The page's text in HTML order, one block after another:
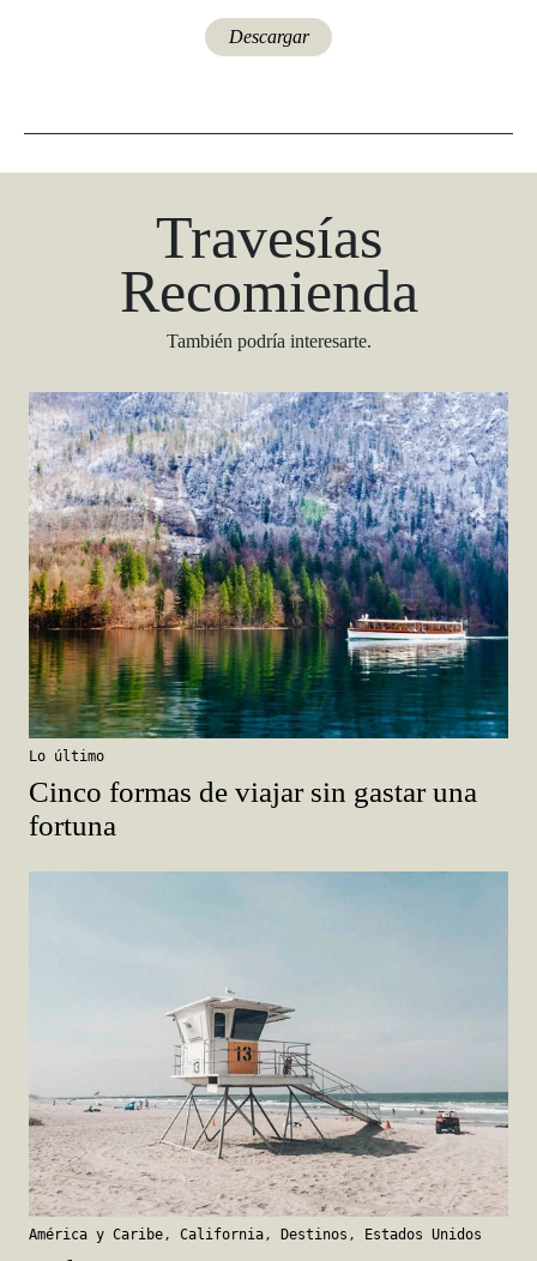
Descargar
Travesías
Recomienda
También podría interesarte.
Lo último
Cinco formas de viajar sin gastar una
fortuna
América y Caribe, California, Destinos , Estados Unidos